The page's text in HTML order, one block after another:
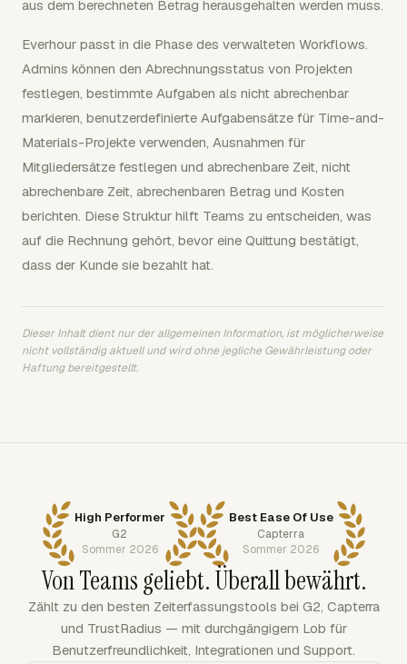
aus dem berechneten Betrag herausgehalten werden muss.
Everhour passt in die Phase des verwalteten Workflows.
Admins können den Abrechnungsstatus von Projekten
festlegen, bestimmte Aufgaben als nicht abrechenbar
markieren, benutzerdefinierte Aufgabensätze für Time-and-
Materials-Projekte verwenden, Ausnahmen für
Mitgliedersätze festlegen und abrechenbare Zeit, nicht
abrechenbare Zeit, abrechenbaren Betrag und Kosten
berichten. Diese Struktur hilft Teams zu entscheiden, was
auf die Rechnung gehört, bevor eine Quittung bestätigt,
dass der Kunde sie bezahlt hat.
Dieser Inhalt dient nur der allgemeinen Information, ist möglicherweise
nicht vollständig aktuell und wird ohne jegliche Gewährleistung oder
Haftung bereitgestellt.
High Performer
G2
Sommer 2026
Best Ease Of Use
Capterra
Sommer 2026
Von Teams geliebt. Überall bewährt.
Zählt zu den besten Zeiterfassungstools bei G2, Capterra
und TrustRadius — mit durchgängigem Lob für
Benutzerfreundlichkeit, Integrationen und Support.